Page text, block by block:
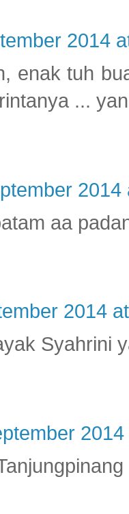
2014
enak tuh
...
2014
aa
2014
Syahrini